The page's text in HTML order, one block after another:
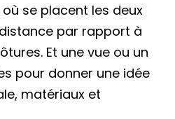
se placent les deux
par rapport à
Et une vue ou un
pour donner une idée
matériaux et